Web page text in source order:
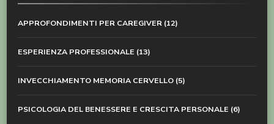
APPROFONDIMENTI PER CAREGIVER (12)
ESPERIENZA PROFESSIONALE (13)
INVECCHIAMENTO MEMORIA CERVELLO (5)
PSICOLOGIA DEL BENESSERE E CRESCITA PERSONALE (6)